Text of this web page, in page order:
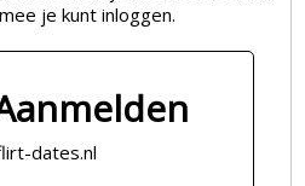
je kunt inloggen.
dates.nl